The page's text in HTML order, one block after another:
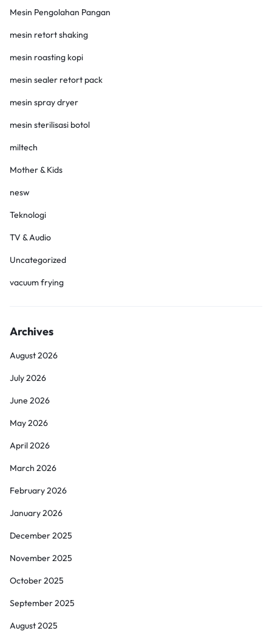
Mesin Pengolahan Pangan
mesin retort shaking
mesin roasting kopi
mesin sealer retort pack
mesin spray dryer
mesin sterilisasi botol
miltech
Mother & Kids
nesw
Teknologi
TV & Audio
Uncategorized
vacuum frying
Archives
August 2026
July 2026
June 2026
May 2026
April 2026
March 2026
February 2026
January 2026
December 2025
November 2025
October 2025
September 2025
August 2025